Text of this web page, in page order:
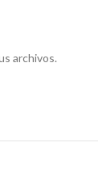
archivos.